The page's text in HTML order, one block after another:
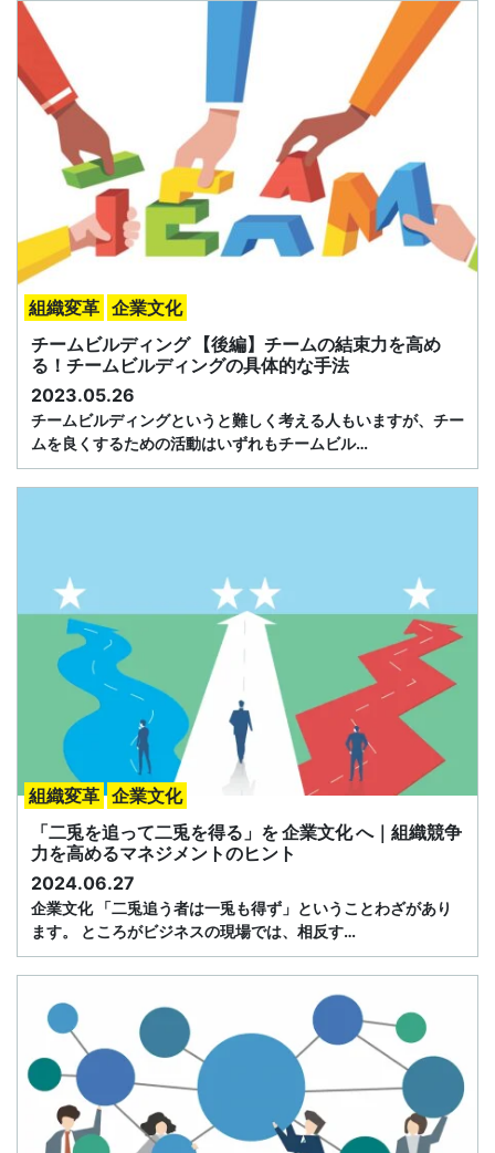
組織変革 企業文化
チームビルディング 【後編】チームの結束力を高め
る！チームビルディングの具体的な手法
2023.05.26
チームビルディングというと難しく考える人もいますが、チー
ムを良くするための活動はいずれもチームビル…
組織変革 企業文化
「二兎を追って二兎を得る」を 企業文化 へ｜組織競争
力を高めるマネジメントのヒント
2024.06.27
企業文化 「二兎追う者は一兎も得ず」ということわざがあり
ます。 ところがビジネスの現場では、相反す…